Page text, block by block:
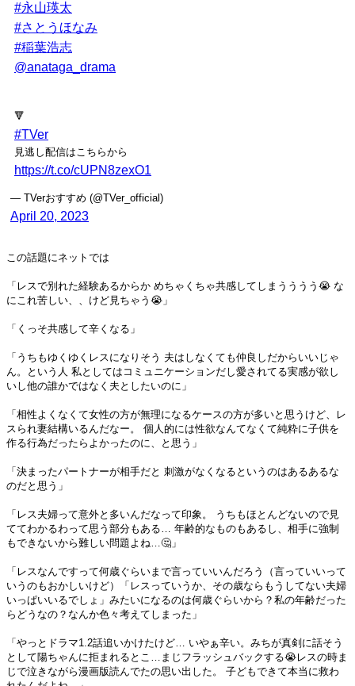
#永山瑛太
#さとうほなみ
#稲葉浩志
@anataga_drama
🔻
#TVer
見逃し配信はこちらから
https://t.co/cUPN8zexO1
— TVerおすすめ (@TVer_official)
April 20, 2023
この話題にネットでは
「レスで別れた経験あるからか めちゃくちゃ共感してしまうううう😭 な
にこれ苦しい、、けど見ちゃう😭」
「くっそ共感して辛くなる」
「うちもゆくゆくレスになりそう 夫はしなくても仲良しだからいいじゃ
ん。という人 私としてはコミュニケーションだし愛されてる実感が欲し
いし他の誰かではなく夫としたいのに」
「相性よくなくて女性の方が無理になるケースの方が多いと思うけど、レ
スられ妻結構いるんだなー。 個人的には性欲なんてなくて純粋に子供を
作る行為だったらよかったのに、と思う」
「決まったパートナーが相手だと 刺激がなくなるというのはあるあるな
のだと思う」
「レス夫婦って意外と多いんだなって印象。 うちもほとんどないので見
ててわかるわって思う部分もある… 年齢的なものもあるし、相手に強制
もできないから難しい問題よね…🤔」
「レスなんですって何歳ぐらいまで言っていいんだろう（言っていいって
いうのもおかしいけど）「レスっていうか、その歳ならもうしてない夫婦
いっぱいいるでしょ」みたいになるのは何歳ぐらいから？私の年齢だった
らどうなの？なんか色々考えてしまった」
「やっとドラマ1.2話追いかけたけど… いやぁ辛い。みちが真剣に話そう
として陽ちゃんに拒まれるとこ…まじフラッシュバックする😭レスの時ま
じで泣きながら漫画版読んでたの思い出した。 子どもできて本当に救わ